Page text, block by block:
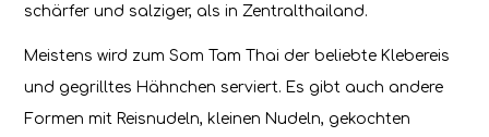
schärfer und salziger, als in Zentralthailand.
Meistens wird zum Som Tam Thai der beliebte Klebereis
und gegrilltes Hähnchen serviert. Es gibt auch andere
Formen mit Reisnudeln, kleinen Nudeln, gekochten